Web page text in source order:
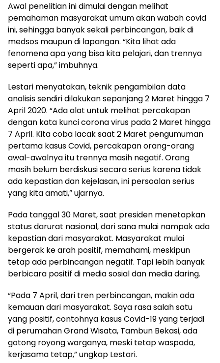
Awal penelitian ini dimulai dengan melihat
pemahaman masyarakat umum akan wabah covid
ini, sehingga banyak sekali perbincangan, baik di
medsos maupun di lapangan. “Kita lihat ada
fenomena apa yang bisa kita pelajari, dan trennya
seperti apa,” imbuhnya.
Lestari menyatakan, teknik pengambilan data
analisis sendiri dilakukan sepanjang 2 Maret hingga 7
April 2020. “Ada alat untuk melihat percakapan
dengan kata kunci corona virus pada 2 Maret hingga
7 April. Kita coba lacak saat 2 Maret pengumuman
pertama kasus Covid, percakapan orang-orang
awal-awalnya itu trennya masih negatif. Orang
masih belum berdiskusi secara serius karena tidak
ada kepastian dan kejelasan, ini persoalan serius
yang kita amati,” ujarnya.
Pada tanggal 30 Maret, saat presiden menetapkan
status darurat nasional, dari sana mulai nampak ada
kepastian dari masyarakat. Masyarakat mulai
bergerak ke arah positif, memahami, meskipun
tetap ada perbincangan negatif. Tapi lebih banyak
berbicara positif di media sosial dan media daring.
“Pada 7 April, dari tren perbincangan, makin ada
kemauan dari masyarakat. Saya rasa salah satu
yang positif, contohnya kasus Covid-19 yang terjadi
di perumahan Grand Wisata, Tambun Bekasi, ada
gotong royong warganya, meski tetap waspada,
kerjasama tetap,” ungkap Lestari.